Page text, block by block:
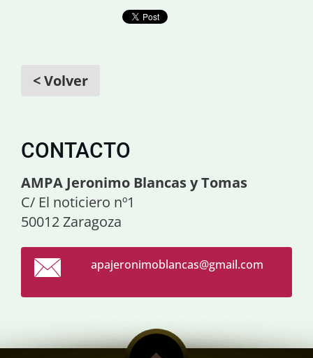
< Volver
CONTACTO
AMPA Jeronimo Blancas y Tomas
C/ El noticiero nº1
50012 Zaragoza
apajeronimoblancas@gmail.com